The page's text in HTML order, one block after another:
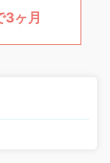
3ヶ月